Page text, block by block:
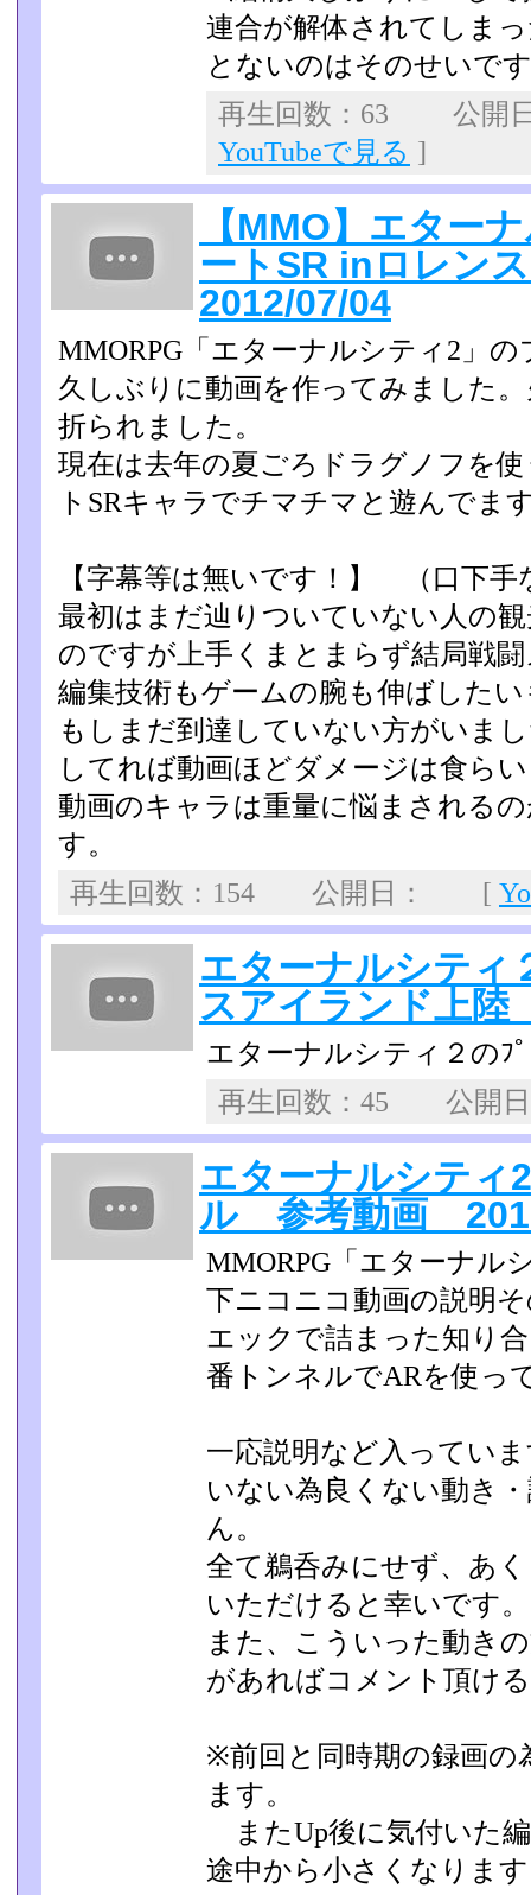
連合が解体されてしま
とないのはそのせいで
再生回数：63 公開
YouTubeで見る ]
【MMO】エター
ートSR inロレン
2012/07/04
MMORPG「エターナルシティ2」
久しぶりに動画を作ってみました
折られました。
現在は去年の夏ごろドラグノフを
トSRキャラでチマチマと­遊んでま
【字幕等は無いです！】 （口下手
最初はまだ辿りついていない人の
のですが上手くまとまらず­結局戦
編集技術もゲームの腕も伸ばした
もしまだ到達していない方がいま
してれば動画ほどダメージ­は食ら
動画のキャラは重量に悩まされる
す。
再生回数：154 公開日： [
エターナルシティ
スアイランド上
エターナルシティ２のﾌ
再生回数：45 公
エターナルシテ
ル 参考動画
MMORPG「エターナル
下ニコニコ動画の説明
エックで詰まった知り
番トンネルでARを使っ
一応説明など入ってい
いない為良くない動き
ん。
全て鵜呑みにせず、あ
いただけると幸いです。
また、こういった動き
があればコメント頂け
※前回と同時期の録画の
ます。
またUp後に気付いた
途中から小さくなりま